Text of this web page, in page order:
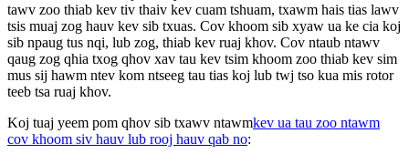
tawv zoo thiab kev tiv thaiv kev cuam tshuam, txawm hais tias lawv
tsis muaj zog hauv kev sib txuas. Cov khoom sib xyaw ua ke cia koj
sib npaug tus nqi, lub zog, thiab kev ruaj khov. Cov ntaub ntawv
qaug zog qhia txog qhov xav tau kev tsim khoom zoo thiab kev sim
mus sij hawm ntev kom ntseeg tau tias koj lub twj tso kua mis rotor
teeb tsa ruaj khov.
Koj tuaj yeem pom qhov sib txawv ntawmkev ua tau zoo ntawm
cov khoom siv hauv lub rooj hauv qab no: